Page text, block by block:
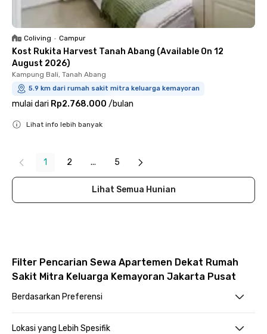
Coliving • Campur
Kost Rukita Harvest Tanah Abang (Available On 12
August 2026)
Kampung Bali, Tanah Abang
5.9 km dari rumah sakit mitra keluarga kemayoran
mulai dari Rp2.768.000 /bulan
Lihat info lebih banyak
1 2 ... 5
Lihat Semua Hunian
Filter Pencarian Sewa Apartemen Dekat Rumah
Sakit Mitra Keluarga Kemayoran Jakarta Pusat
Berdasarkan Preferensi
Lokasi yang Lebih Spesifik